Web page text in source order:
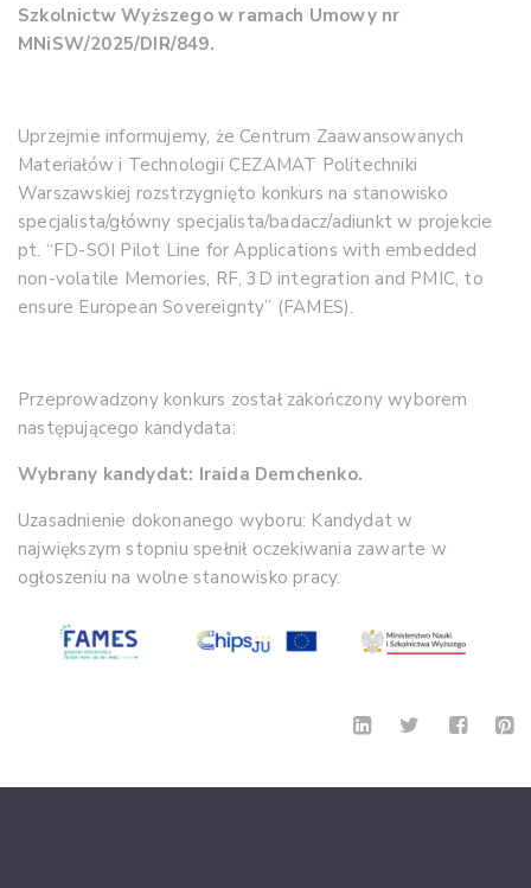
Szkolnictw Wyższego w ramach Umowy nr
MNiSW/2025/DIR/849.
Uprzejmie informujemy, że Centrum Zaawansowanych
Materiałów i Technologii CEZAMAT Politechniki
Warszawskiej rozstrzygnięto konkurs na stanowisko
specjalista/główny specjalista/badacz/adiunkt w projekcie
pt. “FD-SOI Pilot Line for Applications with embedded
non-volatile Memories, RF, 3D integration and PMIC, to
ensure European Sovereignty” (FAMES).
Przeprowadzony konkurs został zakończony wyborem
następującego kandydata:
Wybrany kandydat: Iraida Demchenko.
Uzasadnienie dokonanego wyboru: Kandydat w
największym stopniu spełnił oczekiwania zawarte w
ogłoszeniu na wolne stanowisko pracy.